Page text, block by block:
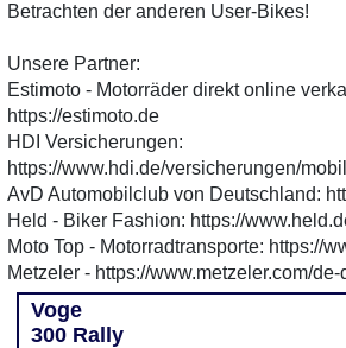
Betrachten der anderen User-Bikes!
Unsere Partner:
Estimoto - Motorräder direkt online
https://estimoto.de
HDI Versicherungen:
https://www.hdi.de/versicherungen/
AvD Automobilclub von Deutschland:
Held - Biker Fashion: https://
Moto Top - Motorradtransporte: https://
Metzeler - https://www.metzeler.com/
Voge
300 Rally